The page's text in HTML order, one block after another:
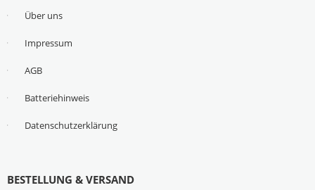
Über uns
Impressum
AGB
Batteriehinweis
Datenschutzerklärung
BESTELLUNG & VERSAND